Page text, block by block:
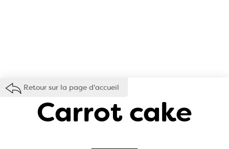
Retour sur la page d'accueil
Carrot cake